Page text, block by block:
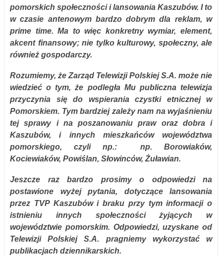
pomorskich społeczności i lansowania Kaszubów. I to
w czasie antenowym bardzo dobrym dla reklam, w
prime time. Ma to więc konkretny wymiar, element,
akcent finansowy; nie tylko kulturowy, społeczny, ale
również gospodarczy.
Rozumiemy, że Zarząd Telewizji Polskiej S.A. może nie
wiedzieć o tym, że podległa Mu publiczna telewizja
przyczynia się do wspierania czystki etnicznej w
Pomorskiem. Tym bardziej zależy nam na wyjaśnieniu
tej sprawy i na poszanowaniu praw oraz dobra i
Kaszubów, i innych mieszkańców województwa
pomorskiego, czyli np.: np. Borowiaków,
Kociewiaków, Powiślan, Słowinców, Żuławian.
Jeszcze raz bardzo prosimy o odpowiedzi na
postawione wyżej pytania, dotyczące lansowania
przez TVP Kaszubów i braku przy tym informacji o
istnieniu innych społeczności żyjących w
województwie pomorskim. Odpowiedzi, uzyskane od
Telewizji Polskiej S.A. pragniemy wykorzystać w
publikacjach dziennikarskich.